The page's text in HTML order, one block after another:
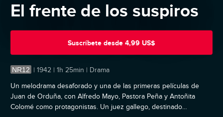
El frente de los suspiros
Suscríbete desde 4,99 US$
NR12 | 1942 | 1h 25min | Drama
Un melodrama desaforado y una de las primeras películas de
Juan de Orduña, con Alfredo Mayo, Pastora Peña y Antoñita
Colomé como protagonistas. Un juez gallego, destinado